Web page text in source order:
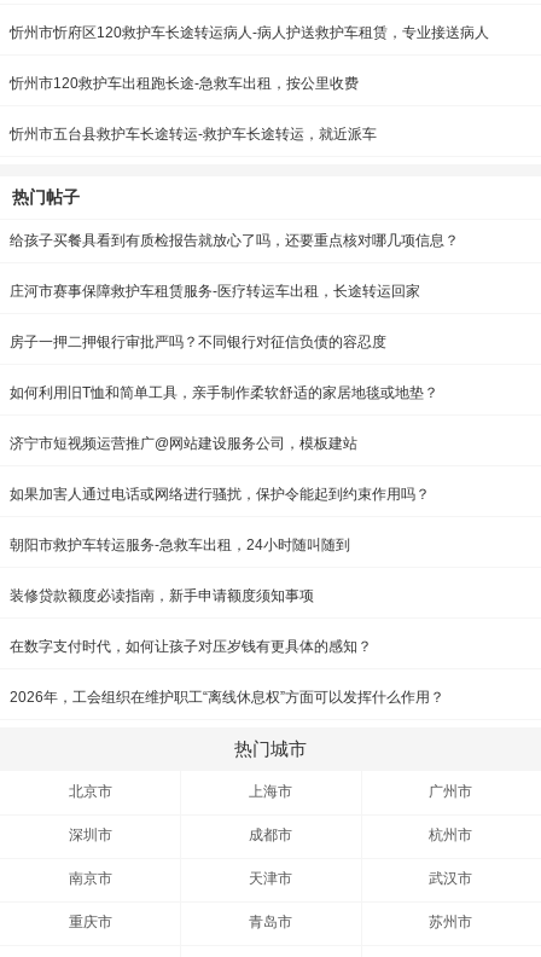
忻州市忻府区120救护车长途转运病人-病人护送救护车租赁，专业接送病人
忻州市120救护车出租跑长途-急救车出租，按公里收费
忻州市五台县救护车长途转运-救护车长途转运，就近派车
热门帖子
给孩子买餐具看到有质检报告就放心了吗，还要重点核对哪几项信息？
庄河市赛事保障救护车租赁服务-医疗转运车出租，长途转运回家
房子一押二押银行审批严吗？不同银行对征信负债的容忍度
如何利用旧T恤和简单工具，亲手制作柔软舒适的家居地毯或地垫？
济宁市短视频运营推广@网站建设服务公司，模板建站
如果加害人通过电话或网络进行骚扰，保护令能起到约束作用吗？
朝阳市救护车转运服务-急救车出租，24小时随叫随到
装修贷款额度必读指南，新手申请额度须知事项
在数字支付时代，如何让孩子对压岁钱有更具体的感知？
2026年，工会组织在维护职工“离线休息权”方面可以发挥什么作用？
热门城市
北京市 上海市 广州市
深圳市 成都市 杭州市
南京市 天津市 武汉市
重庆市 青岛市 苏州市